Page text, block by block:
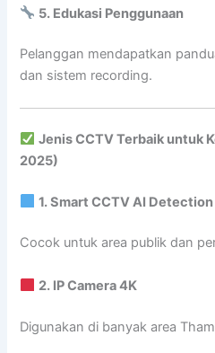
5. Edukasi Penggunaan
Pelanggan mendapatkan
dan sistem recording.
Jenis CCTV Terbaik untuk
2025)
1. Smart CCTV AI Detection
Cocok untuk area publik dan
2. IP Camera 4K
Digunakan di banyak area